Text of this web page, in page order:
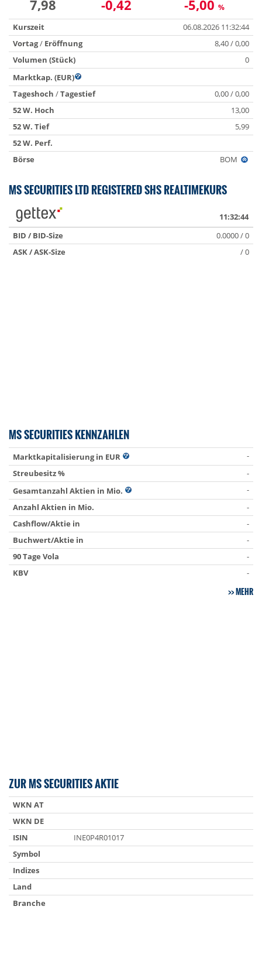
7,98 -0,42 -5,00 %
Kurszeit
06.08.2026 11:32:44
Vortag/ Eröffnung
8,40 / 0,00
Volumen (Stück)
0
Marktkap. (EUR)
Tageshoch /Tagestief
0,00 / 0,00
52 W. Hoch
13,00
52 W. Tief
5,99
52 W. Perf.
Börse
BOM
MS SECURITIES LTD REGISTERED SHS REALTIMEKURS
11:32:44
BID / BID-Size
0.0000 / 0
ASK / ASK-Size
/ 0
MS SECURITIES KENNZAHLEN
Marktkapitalisierung in EUR
-
Streubesitz %
-
Gesamtanzahl Aktien in Mio.
-
Anzahl Aktien in Mio.
-
Cashflow/Aktie in
-
Buchwert/Aktie in
-
90 Tage Vola
-
KBV
-
MEHR
ZUR MS SECURITIES AKTIE
WKN AT
WKN DE
ISIN
INE0P4R01017
Symbol
Indizes
Land
Branche